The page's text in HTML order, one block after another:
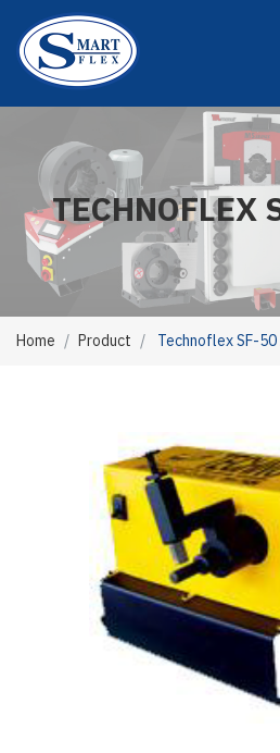
TECHNOFLEX
Home Product Technoflex SF-50